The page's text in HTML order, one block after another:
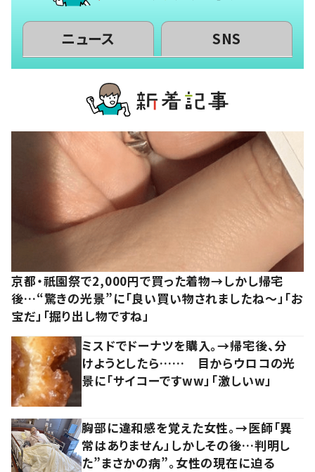
ニュース SNS
京都・祇園祭で2,000円で買った着物→しかし帰宅
後…“驚きの光景”に「良い買い物されましたね～」「お
宝だ」「掘り出し物ですね」
ミスドでドーナツを購入。→帰宅後、分
けようとしたら…… 目からウロコの光
景に「サイコーですww」「激しいw」
胸部に違和感を覚えた女性。→医師「異
常はありません」しかしその後…判明し
た”まさかの病”。女性の現在に迫る